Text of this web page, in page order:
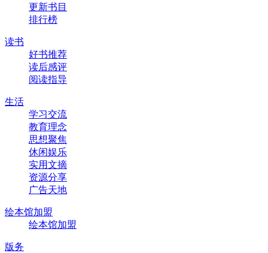
更新书目
排行榜
读书
好书推荐
读后感评
阅读指导
生活
学习交流
教育理念
思想聚焦
休闲娱乐
实用文摘
资源分享
广告天地
绘本馆加盟
绘本馆加盟
版务